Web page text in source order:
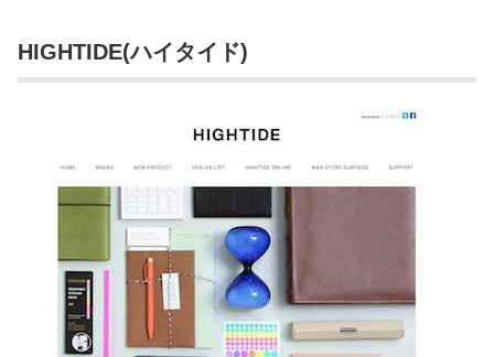
HIGHTIDE(ハイタイド)